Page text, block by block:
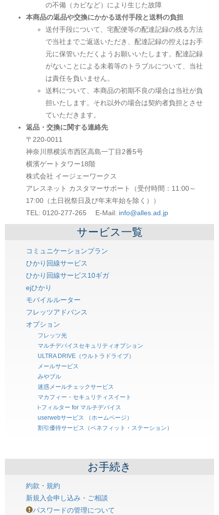
の不備（カビなど）により生じた故障
本商品の返品や交換にかかる送付手段と送料の負担
送付手段について、宅配便等の配達記録の残る方法
で当社までご返送いただき、配達記録の控えはお手
元に保管いただくようお願いいたします。配達記録
がないことによる未着等のトラブルについて、当社
は責任を負いません。
送料について、本商品の初期不良の場合は当社が負
担いたします。それ以外の場合は契約者負担とさせ
ていただきます。
返品・交換に関する連絡先
〒220-0011
神奈川県横浜市西区高島一丁目2番5号
横濱ゲートタワー18階
株式会社 イージェーワークス
アレスネット カスタマーサポート（受付時間：11:00～
17:00（土日祝祭日及び年末年始を除く））
TEL: 0120-277-265 E-Mail: info@alles.ad.jp
サービス一覧
コミュニケーションプラン
ひかり回線サービス
ひかり回線サービス10ギガ
ejひかり
モバイルルーター
フレッツアドバンス
オプション
フレッツ光
マルチデバイスセキュリティオプション
ULTRA DRIVE（ウルトラドライブ）
メールサービス
みやブル
迷惑メールチェックサービス
マカフィー・セキュリティスイート
i-フィルター for マルチデバイス
userwebサービス （ホームページ）
割引優待サービス（ベネフィット・ステーション）
お手続き
約款・規約
新規入会申し込み・ご相談
パスワードの管理について